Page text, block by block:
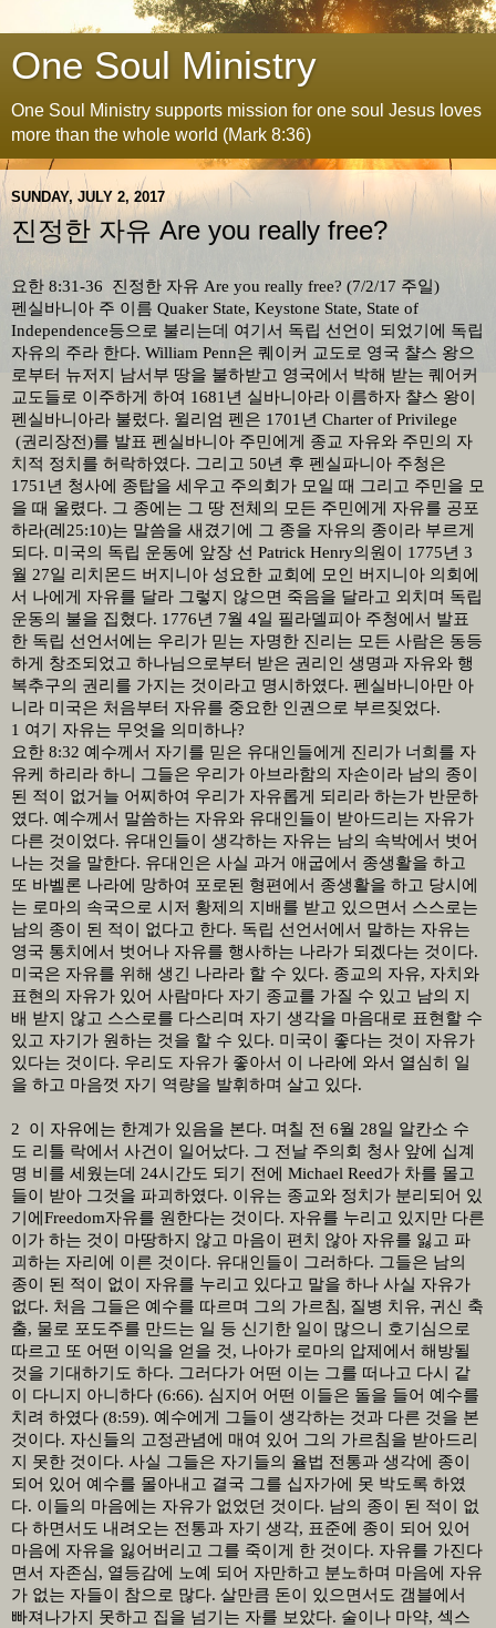
One Soul Ministry
One Soul Ministry supports mission for one soul Jesus loves
more than the whole world (Mark 8:36)
SUNDAY, JULY 2, 2017
진정한 자유 Are you really free?
요한 8:31-36 진정한 자유 Are you really free? (7/2/17 주일)
펜실바니아 주 이름 Quaker State, Keystone State, State of
Independence등으로 불리는데 여기서 독립 선언이 되었기에 독립
자유의 주라 한다. William Penn은 퀘이커 교도로 영국 챨스 왕으
로부터 뉴저지 남서부 땅을 불하받고 영국에서 박해 받는 퀘어커
교도들로 이주하게 하여 1681 년 실바니아라 이름하자 챨스 왕이
펜실바니아라 불렀다. 윌리엄 펜은 1701 년 Charter of Privilege
(권리장전)를 발표 펜실바니아 주민에게 종교 자유와 주민의 자
치적 정치를 허락하였다. 그리고 50년 후 펜실파니아 주청은
1751 년 청사에 종탑을 세우고 주의회가 모일 때 그리고 주민을 모
을 때 울렸다. 그 종에는 그 땅 전체의 모든 주민에게 자유를 공포
하라(레 25:10)는 말씀을 새겼기에 그 종을 자유의 종이라 부르게
되다. 미국의 독립 운동에 앞장 선 Patrick Henry의원이 1775년 3
월 27일 리치몬드 버지니아 성요한 교회에 모인 버지니아 의회에
서 나에게 자유를 달라 그렇지 않으면 죽음을 달라고 외치며 독립
운동의 불을 집혔다. 1776년 7월 4일 필라델피아 주청에서 발표
한 독립 선언서에는 우리가 믿는 자명한 진리는 모든 사람은 동등
하게 창조되었고 하나님으로부터 받은 권리인 생명과 자유와 행
복추구의 권리를 가지는 것이라고 명시하였다. 펜실바니아만 아
니라 미국은 처음부터 자유를 중요한 인권으로 부르짖었다.
1 여기 자유는 무엇을 의미하나?
요한 8:32 예수께서 자기를 믿은 유대인들에게 진리가 너희를 자
유케 하리라 하니 그들은 우리가 아브라함의 자손이라 남의 종이
된 적이 없거늘 어찌하여 우리가 자유롭게 되리라 하는가 반문하
였다. 예수께서 말씀하는 자유와 유대인들이 받아드리는 자유가
다른 것이었다. 유대인들이 생각하는 자유는 남의 속박에서 벗어
나는 것을 말한다. 유대인은 사실 과거 애굽에서 종생활을 하고
또 바벨론 나라에 망하여 포로된 형편에서 종생활을 하고 당시에
는 로마의 속국으로 시저 황제의 지배를 받고 있으면서 스스로는
남의 종이 된 적이 없다고 한다. 독립 선언서에서 말하는 자유는
영국 통치에서 벗어나 자유를 행사하는 나라가 되겠다는 것이다.
미국은 자유를 위해 생긴 나라라 할 수 있다. 종교의 자유, 자치와
표현의 자유가 있어 사람마다 자기 종교를 가질 수 있고 남의 지
배 받지 않고 스스로를 다스리며 자기 생각을 마음대로 표현할 수
있고 자기가 원하는 것을 할 수 있다. 미국이 좋다는 것이 자유가
있다는 것이다. 우리도 자유가 좋아서 이 나라에 와서 열심히 일
을 하고 마음껏 자기 역량을 발휘하며 살고 있다.
2 이 자유에는 한계가 있음을 본다. 며칠 전 6월 28일 알칸소 수
도 리틀 락에서 사건이 일어났다. 그 전날 주의회 청사 앞에 십계
명 비를 세웠는데
24시간도 되기 전에 Michael Reed가 차를 몰고
들이 받아 그것을 파괴하였다. 이유는 종교와 정치가 분리되어 있
기에 Freedom자유를 원한다는 것이다. 자유를 누리고 있지만 다른
이가 하는 것이 마땅하지 않고 마음이 편치 않아 자유를 잃고 파
괴하는 자리에 이른 것이다. 유대인들이 그러하다. 그들은 남의
종이 된 적이 없이 자유를 누리고 있다고 말을 하나 사실 자유가
없다. 처음 그들은 예수를 따르며 그의 가르침, 질병 치유, 귀신 축
출, 물로 포도주를 만드는 일 등 신기한 일이 많으니 호기심으로
따르고 또 어떤 이익을 얻을 것, 나아가 로마의 압제에서 해방될
것을 기대하기도 하다. 그러다가 어떤 이는 그를 떠나고 다시 같
이 다니지 아니하다 (6:66). 심지어 어떤 이들은 돌을 들어 예수를
치려 하였다 (8:59). 예수에게 그들이 생각하는 것과 다른 것을 본
것이다. 자신들의 고정관념에 매여 있어 그의 가르침을 받아드리
지 못한 것이다. 사실 그들은 자기들의 율법 전통과 생각에 종이
되어 있어 예수를 몰아내고 결국 그를 십자가에 못 박도록 하였
다. 이들의 마음에는 자유가 없었던 것이다. 남의 종이 된 적이 없
다 하면서도 내려오는 전통과 자기 생각, 표준에 종이 되어 있어
마음에 자유을 잃어버리고 그를 죽이게 한 것이다. 자유를 가진다
면서 자존심, 열등감에 노예 되어 자만하고 분노하며 마음에 자유
가 없는 자들이 참으로 많다. 살만큼 돈이 있으면서도 갬블에서
빠져나가지 못하고 집을 넘기는 자를 보았다. 술이나 마약, 섹스